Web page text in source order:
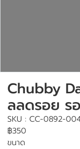
Chubby
ลลดรอย ร
SKU : CC-0892-
฿350
ขนาด